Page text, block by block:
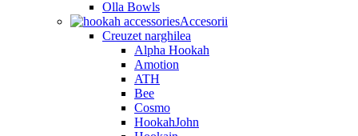
Olla Bowls
Accesorii
Creuzet narghilea
Alpha Hookah
Amotion
ATH
Bee
Cosmo
HookahJohn